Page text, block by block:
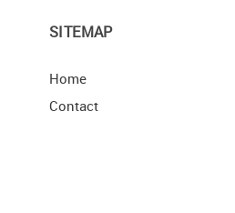
SITEMAP
Home
Contact